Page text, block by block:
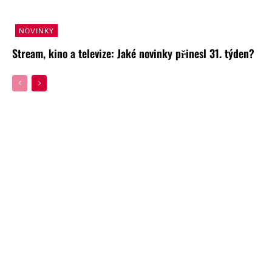
NOVINKY
Stream, kino a televize: Jaké novinky přinesl 31. týden?